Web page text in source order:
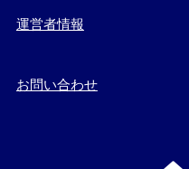
運営者情報
お問い合わせ